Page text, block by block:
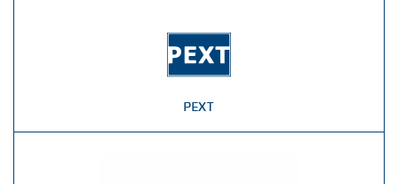
PEXT